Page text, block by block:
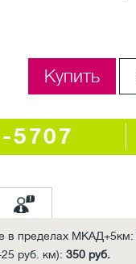
Купить
5707
в пределах МКАД+5км:
руб. км): 350 руб.